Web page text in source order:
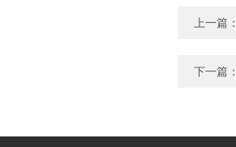
上一篇
下一篇